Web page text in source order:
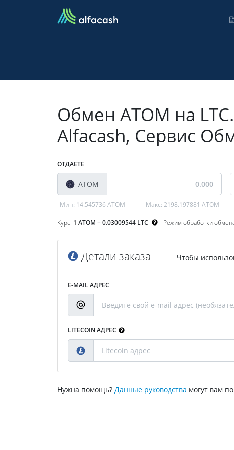
Обмен ATOM на
Alfacash, Сервис
ОТДАЕТЕ
ATOM
Мин: 14.545736 ATOM Макс:2198.197881 ATOM
Курс: 1 ATOM = 0.03009544 LTC Режим обработки
Детали заказа Чтобы
E-MAIL АДРЕС
LITECOIN АДРЕС
Нужна помощь? Данные руководства могут вам